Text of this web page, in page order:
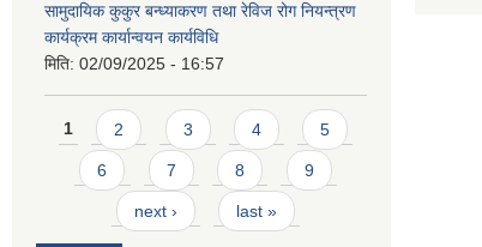
सामुदायिक कुकुर बन्ध्याकरण तथा रेविज रोग नियन्त्रण
कार्यक्रम कार्यान्वयन कार्यविधि
मिति: 02/09/2025 - 16:57
Pages
1 2 3 4 5
6 7 8 9
next › last »